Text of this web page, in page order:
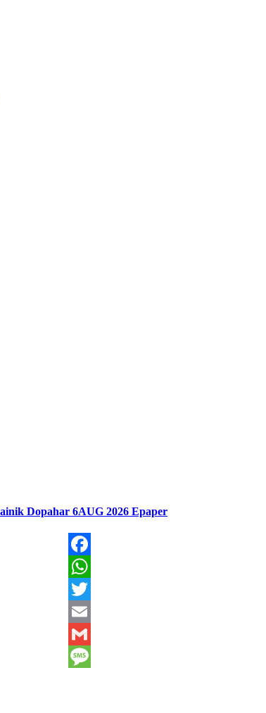
Dopahar 6AUG 2026 Epaper
Facebook
WhatsApp
Twitter
Email
Gmail